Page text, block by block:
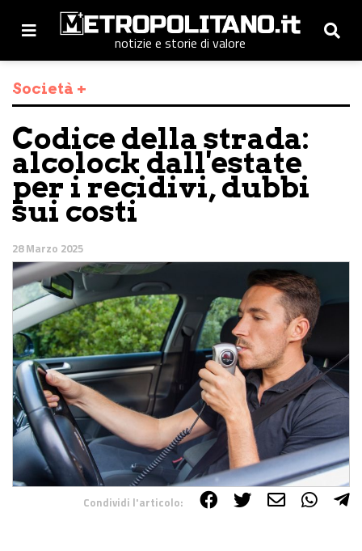
notizie e storie di valore
Società +
Codice della strada:
alcolock dall'estate
per i recidivi, dubbi
sui costi
28 Marzo 2025
Condividi l'articolo: